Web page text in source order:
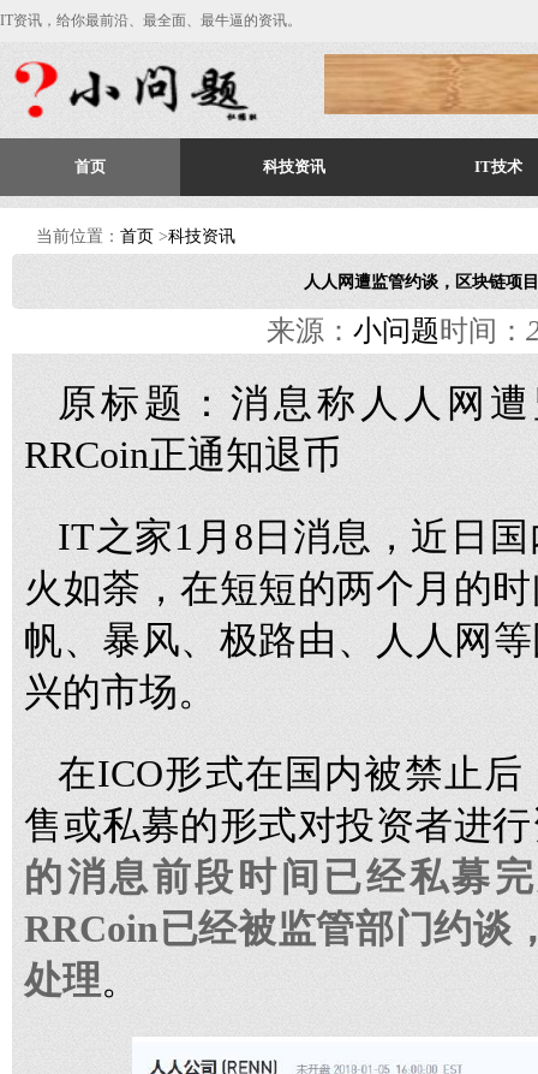
IT资讯，给你最前沿、最全面、最牛逼的资讯。
首页 科技资讯 IT技术
当前位置： 首页 >科技资讯
人人网遭监管约谈，区块链项
来源： 小问题时间：
原标题：消息称人人网
RRCoin正通知退币
IT之家1月8日消息，近日
火如荼，在短短的两个月的
帆、暴风、极路由、人人网
兴的市场。
在ICO形式在国内被禁止
售或私募的形式对投资者进
的消息前段时间已经私募
RRCoin已经被监管部门约谈
处理。